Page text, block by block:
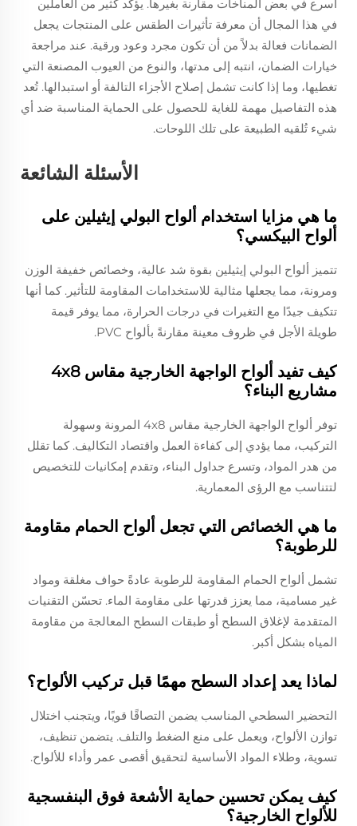
أسرع في بعض المناخات مقارنة بغيرها. يؤكد كثير من العاملين
في هذا المجال أن معرفة تأثيرات الطقس على المنتجات يجعل
الضمانات فعالة بدلاً من أن تكون مجرد وعود ورقية. عند مراجعة
خيارات الضمان، انتبه إلى مدتها، والنوع من العيوب المصنعة التي
تغطيها، وما إذا كانت تشمل إصلاح الأجزاء التالفة أو استبدالها. تُعد
هذه التفاصيل مهمة للغاية للحصول على الحماية المناسبة ضد أي
شيء تُلقيه الطبيعة على تلك اللوحات.
الأسئلة الشائعة
ما هي مزايا استخدام ألواح البولي إيثيلين على
ألواح البيكسي؟
تتميز ألواح البولي إيثيلين بقوة شد عالية، وخصائص خفيفة الوزن
ومرونة، مما يجعلها مثالية للاستخدامات المقاومة للتأثير. كما أنها
تتكيف جيدًا مع التغيرات في درجات الحرارة، مما يوفر قيمة
طويلة الأجل في ظروف معينة مقارنةً بألواح PVC.
كيف تفيد ألواح الواجهة الخارجية مقاس 4x8
مشاريع البناء؟
توفر ألواح الواجهة الخارجية مقاس 4x8 المرونة وسهولة
التركيب، مما يؤدي إلى كفاءة العمل واقتصاد التكاليف. كما تقلل
من هدر المواد، وتسرع جداول البناء، وتقدم إمكانيات للتخصيص
لتتناسب مع الرؤى المعمارية.
ما هي الخصائص التي تجعل ألواح الحمام مقاومة
للرطوبة؟
تشمل ألواح الحمام المقاومة للرطوبة عادةً حواف مغلقة ومواد
غير مسامية، مما يعزز قدرتها على مقاومة الماء. تحسّن التقنيات
المتقدمة لإغلاق السطح أو طبقات السطح المعالجة من مقاومة
المياه بشكل أكبر.
لماذا يعد إعداد السطح مهمًا قبل تركيب الألواح؟
التحضير السطحي المناسب يضمن التصاقًا قويًا، ويتجنب اختلال
توازن الألواح، ويعمل على منع الضغط والتلف. يتضمن تنظيف،
تسوية، وطلاء المواد الأساسية لتحقيق أقصى عمر وأداء للألواح.
كيف يمكن تحسين حماية الأشعة فوق البنفسجية
للألواح الخارجية؟